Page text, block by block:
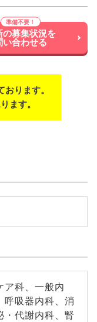
の募集状況を
い合わせる
ります。
ます。
ア科、一般内
呼吸器内科、消
・代謝内科、腎